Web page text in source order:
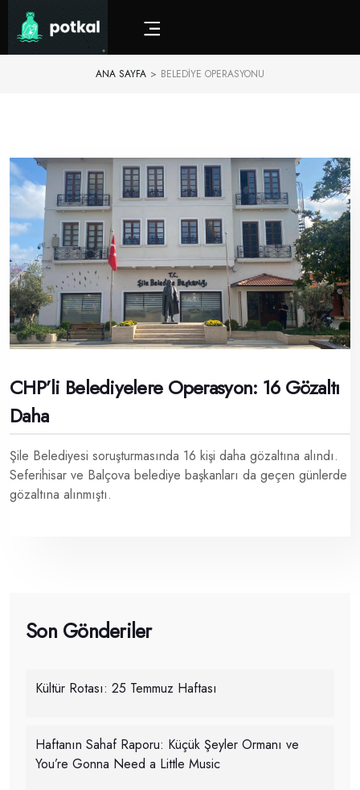
ANA SAYFA > BELEDIYE OPERASYONU
CHP’li Belediyelere Operasyon: 16 Gözaltı
Daha
Şile Belediyesi soruşturmasında 16 kişi daha gözaltına alındı.
Seferihisar ve Balçova belediye başkanları da geçen günlerde
gözaltına alınmıştı.
Son Gönderiler
Kültür Rotası: 25 Temmuz Haftası
Haftanın Sahaf Raporu: Küçük Şeyler Ormanı ve
You’re Gonna Need a Little Music